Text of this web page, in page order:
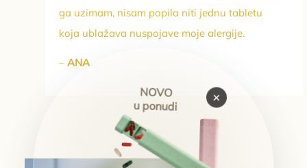
ga uzimam, nisam popila niti jednu tabletu
koja ublažava nuspojave moje alergije.
– ANA
×
NOVO
u ponudi